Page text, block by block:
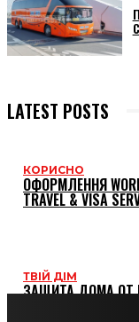
LATEST POSTS
КОРИСНО
ОФОРМЛЕННЯ
TRAVEL & VISA
ТВІЙ ДІМ
ЗАЩИТА ДОМА ОТ